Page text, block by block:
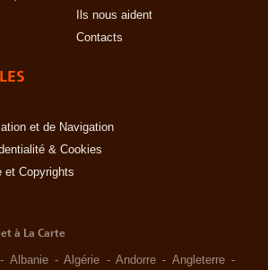
Ils nous aident
Contacts
et de Navigation
& Cookies
et Copyrights
à La Carte
- Albanie -Algérie -Andorre - Angleterre -